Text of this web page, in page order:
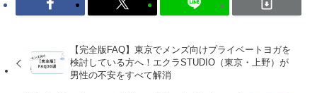
【完全版FAQ】東京でメンズ向けプライベートヨガを
検討している方へ！エクラSTUDIO（東京・上野）が
男性の不安をすべて解消